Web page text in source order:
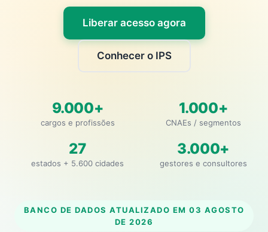
Liberar acesso agora
Conhecer o IPS
9.000+
cargos e profissões
1.000+
CNAEs / segmentos
27
estados + 5.600 cidades
3.000+
gestores e consultores
BANCO DE DADOS ATUALIZADO EM 03 AGOSTO
DE 2026